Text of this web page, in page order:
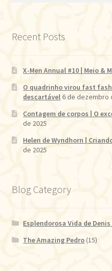
Recent Posts
X-Men Annual #10 | Meio &
O quadrinho virou fast
descartável6 de dezembro
Contagem de corpos | O
de 2025
Helen de Wyndhorn |
de 2025
Blog Category
Esplendorosa Vida de
The Amazing Pedro(15)